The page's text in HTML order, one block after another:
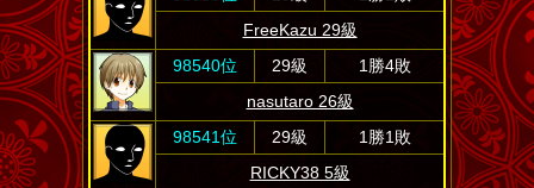
FreeKazu 29級
98540位
29級
1勝4敗
nasutaro 26級
98541位
29級
1勝1敗
RICKY38 5級